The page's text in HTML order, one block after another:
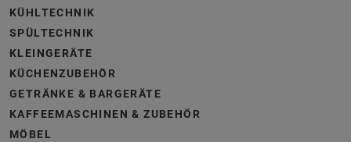
KÜHLTECHNIK
SPÜLTECHNIK
KLEINGERÄTE
KÜCHENZUBEHÖR
GETRÄNKE & BARGERÄTE
KAFFEEMASCHINEN & ZUBEHÖR
MÖBEL